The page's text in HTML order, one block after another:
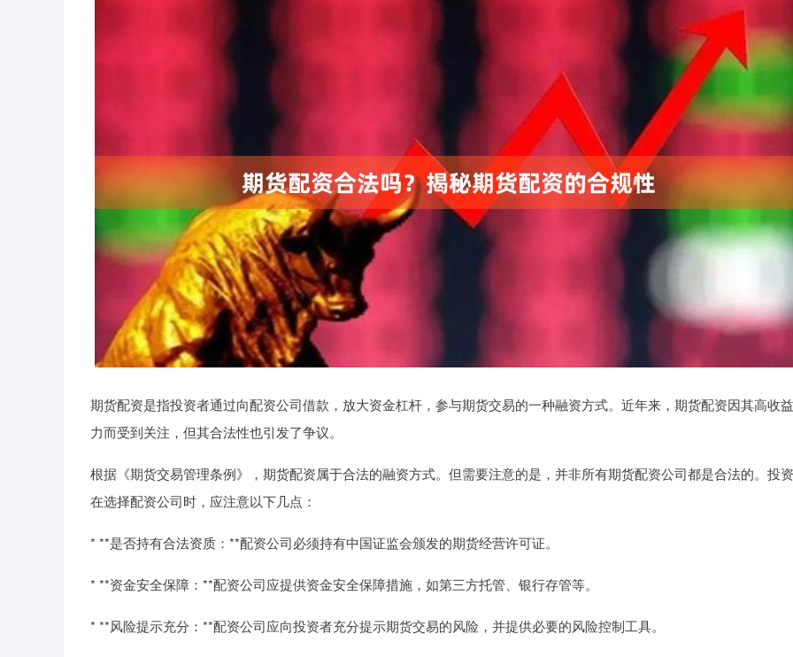
期货配资是指投资者通过向配资公司借款，放大资金杠杆，参与期货交易的一种融资方式。近年来，期货配资因其高收
力而受到关注，但其合法性也引发了争议。
根据《期货交易管理条例》，期货配资属于合法的融资方式。但需要注意的是，并非所有期货配资公司都是合法的。投
在选择配资公司时，应注意以下几点：
* **是否持有合法资质：**配资公司必须持有中国证监会颁发的期货经营许可证。
* **资金安全保障：**配资公司应提供资金安全保障措施，如第三方托管、银行存管等。
* **风险提示充分：**配资公司应向投资者充分提示期货交易的风险，并提供必要的风险控制工具。